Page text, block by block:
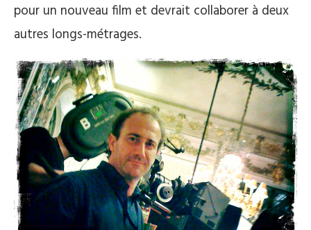
pour un nouveau film et devrait collaborer à deux
autres longs-métrages.